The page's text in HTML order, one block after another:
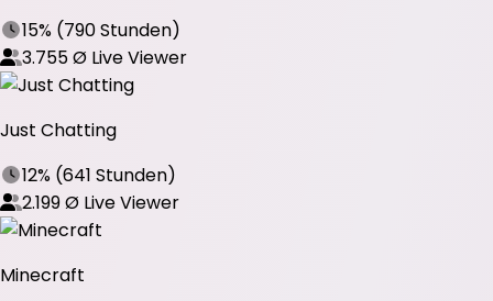
15% (790 Stunden)
3.755Ø Live Viewer
Just Chatting
12% (641 Stunden)
2.199Ø Live Viewer
Minecraft